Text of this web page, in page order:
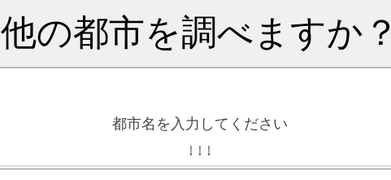
他の都市を調べますか？
都市名を入力してください
↓ ↓ ↓